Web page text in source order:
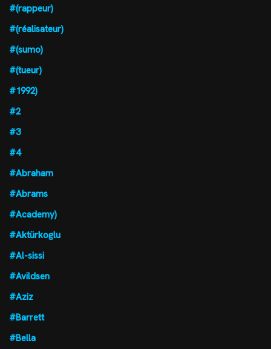
#(rappeur)
#(réalisateur)
#(sumo)
#(tueur)
#1992)
#2
#3
#4
#Abraham
#Abrams
#Academy)
#Aktürkoglu
#Al-sissi
#Avildsen
#Aziz
#Barrett
#Bella